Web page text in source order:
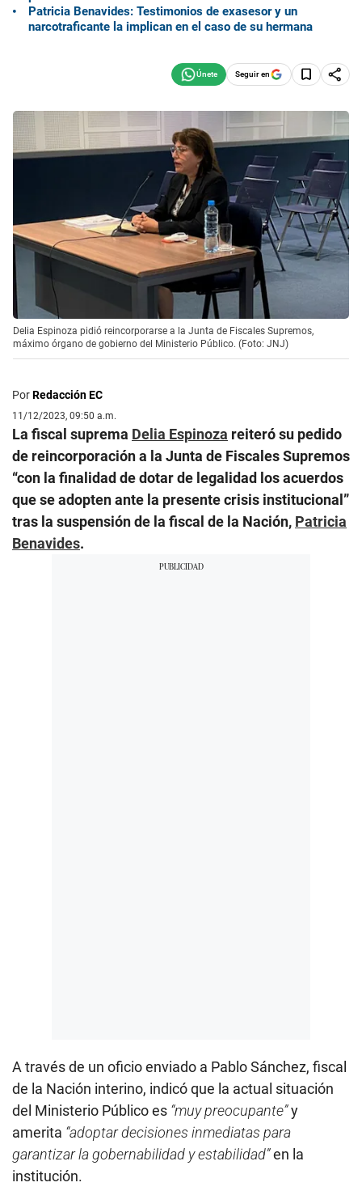
Patricia Benavides: Testimonios de exasesor y un
narcotraficante la implican en el caso de su hermana
Seguir en
Delia Espinoza pidió reincorporarse a la Junta de Fiscales Supremos,
máximo órgano de gobierno del Ministerio Público. (Foto: JNJ)
PorRedacción EC
11/12/2023, 09:50 a.m.
La fiscal suprema Delia Espinoza reiteró su pedido
de reincorporación a la Junta de Fiscales Supremos
“con la finalidad de dotar de legalidad los acuerdos
que se adopten ante la presente crisis institucional”
tras la suspensión de la fiscal de la Nación, Patricia
Benavides.
A través de un oficio enviado a Pablo Sánchez, fiscal
de la Nación interino, indicó que la actual situación
del Ministerio Público es “muy preocupante”y
amerita “adoptar decisiones inmediatas para
garantizar la gobernabilidad y estabilidad”en la
institución.